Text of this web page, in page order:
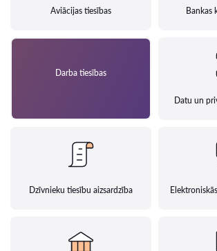
Aviācijas tiesības Bankas
Darba tiesības
Datu un
Dzīvnieku tiesību aizsardzība